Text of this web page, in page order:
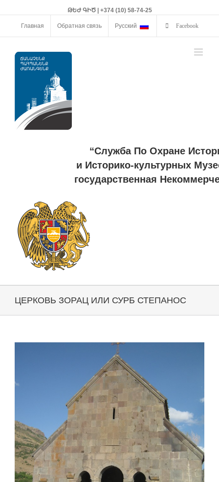
ԹԵԺ ԳԻԾ | +374 (10) 58-74-25
Главная Обратная связь Русский Facebook
“Служба По Охране
и Историко-культурных
государственная
ЦЕРКОВЬ ЗОРАЦ ИЛИ СУРБ СТЕПАНОС